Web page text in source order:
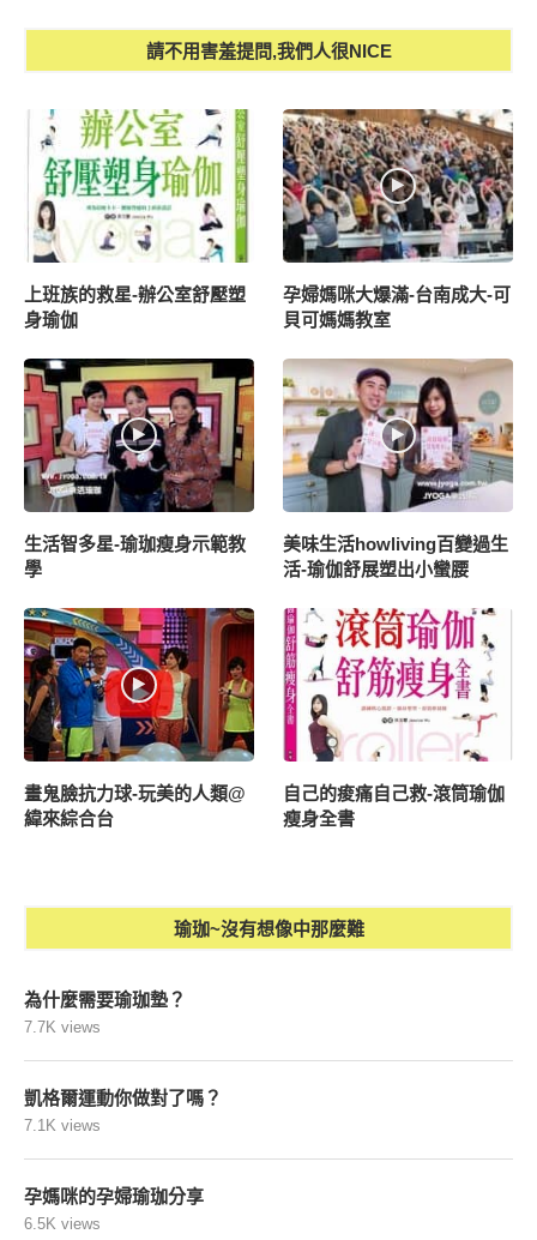
請不用害羞提問,我們人很NICE
上班族的救星-辦公室舒壓塑
身瑜伽
孕婦媽咪大爆滿-台南成大-可
貝可媽媽教室
生活智多星-瑜珈瘦身示範教
學
美味生活howliving百變過生
活-瑜伽舒展塑出小蠻腰
畫鬼臉抗力球-玩美的人類@
緯來綜合台
自己的痠痛自己救-滾筒瑜伽
瘦身全書
瑜珈~沒有想像中那麼難
為什麼需要瑜珈墊？
7.7K views
凱格爾運動你做對了嗎？
7.1K views
孕媽咪的孕婦瑜珈分享
6.5K views